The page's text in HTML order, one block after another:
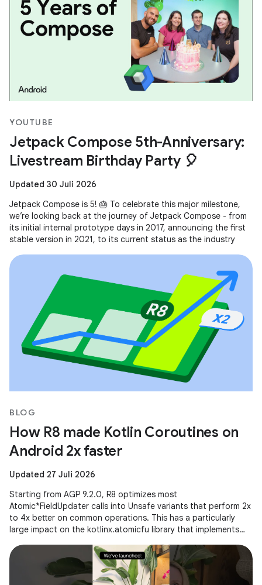
YOUTUBE
Jetpack Compose 5th-Anniversary:
Livestream Birthday Party 🎈
Updated 30 Juli 2026
Jetpack Compose is 5! 🎂 To celebrate this major milestone,
we’re looking back at the journey of Jetpack Compose - from
its initial internal prototype days in 2017, announcing the first
stable version in 2021, to its current status as the industry
BLOG
How R8 made Kotlin Coroutines on
Android 2x faster
Updated 27 Juli 2026
Starting from AGP 9.2.0, R8 optimizes most
Atomic*FieldUpdater calls into Unsafe variants that perform 2x
to 4x better on common operations. This has a particularly
large impact on the kotlinx.atomicfu library that implements